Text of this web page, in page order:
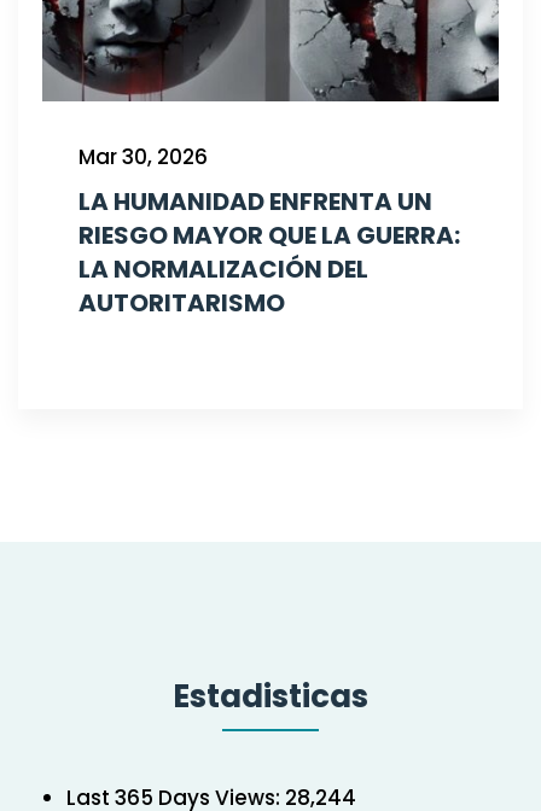
Mar 30, 2026
LA HUMANIDAD ENFRENTA UN
RIESGO MAYOR QUE LA GUERRA:
LA NORMALIZACIÓN DEL
AUTORITARISMO
Estadisticas
Last 365 Days Views: 28,244